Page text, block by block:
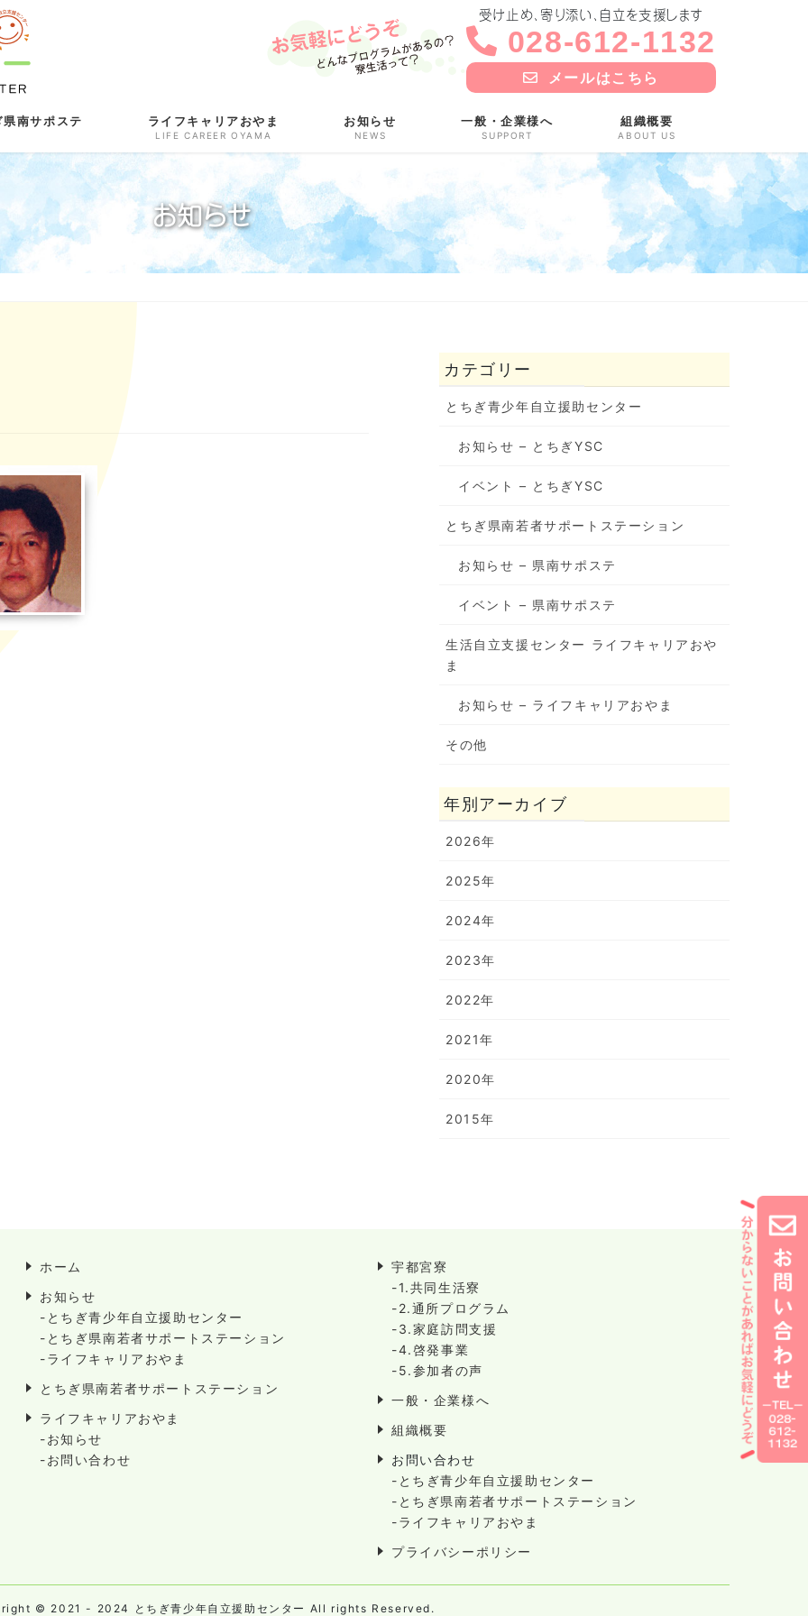
受け止め、寄り添い、自立を支援します
028-612-1132
メールはこちら
県南サポステ ライフキャリアおやま
LIFE CAREER OYAMA
お知らせ
NEWS
一般・企業様へ
SUPPORT
組織概要
ABOUT US
お知らせ
カテゴリー
とちぎ青少年自立援助センター
お知らせ – とちぎYSC
イベント – とちぎYSC
とちぎ県南若者サポートステーション
お知らせ – 県南サポステ
イベント – 県南サポステ
生活自立支援センター ライフキャリアおや
ま
お知らせ – ライフキャリアおやま
その他
年別アーカイブ
2026年
2025年
2024年
2023年
2022年
2021年
2020年
2015年
ホーム
お知らせ
-とちぎ青少年自立援助センター
-とちぎ県南若者サポートステーション
-ライフキャリアおやま
とちぎ県南若者サポートステーション
ライフキャリアおやま
-お知らせ
-お問い合わせ
宇都宮寮
-1.共同生活寮
-2.通所プログラム
-3.家庭訪問支援
-4.啓発事業
-5.参加者の声
一般・企業様へ
組織概要
お問い合わせ
-とちぎ青少年自立援助センター
-とちぎ県南若者サポートステーション
-ライフキャリアおやま
プライバシーポリシー
© 2021 - 2024 とちぎ青少年自立援助センター All rights Reserved.